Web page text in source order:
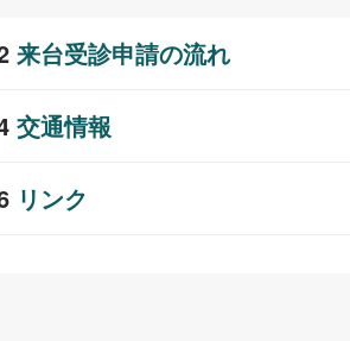
来台受診申請の流れ
交通情報
リンク